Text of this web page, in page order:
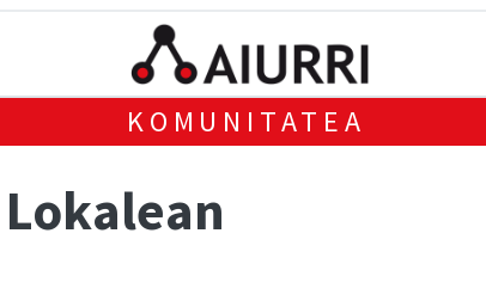
KOMUNITATEA